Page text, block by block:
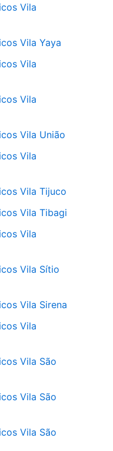
Vila
Vila Yaya
Vila
Vila
Vila União
Vila
Vila Tijuco
Vila Tibagi
Vila
Vila Sítio
Vila Sirena
Vila
Vila São
Vila São
Vila São